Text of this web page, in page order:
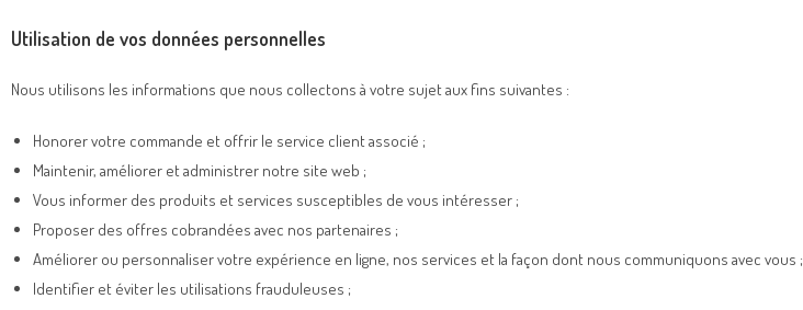
Utilisation de vos données personnelles
Nous utilisons les informations que nous collectons à votre sujet aux fins suivantes :
Honorer votre commande et offrir le service client associé ;
Maintenir, améliorer et administrer notre site web ;
Vous informer des produits et services susceptibles de vous intéresser ;
Proposer des offres cobrandées avec nos partenaires ;
Améliorer ou personnaliser votre expérience en ligne, nos services et la façon dont nous communiquons avec vous ;
Identifier et éviter les utilisations frauduleuses ;